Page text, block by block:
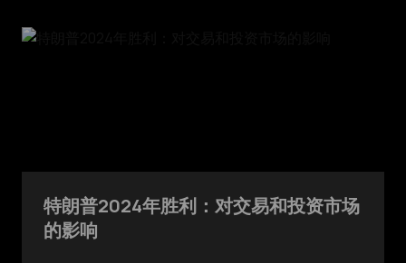
特朗普2024年胜利：对交易和投资市场
的影响